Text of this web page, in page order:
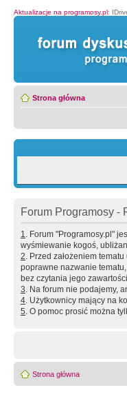
Aktualizacje na programosy.pl:
Strona główna
Forum Programosy -
1. Forum "Programosy.pl"
wyśmiewanie kogoś,
2. Przed założeniem
poprawne nazwanie
bez czytania jego
3. Na forum nie podajemy,
4. Użytkownicy mający na
5. O pomoc prosić można
Strona główna